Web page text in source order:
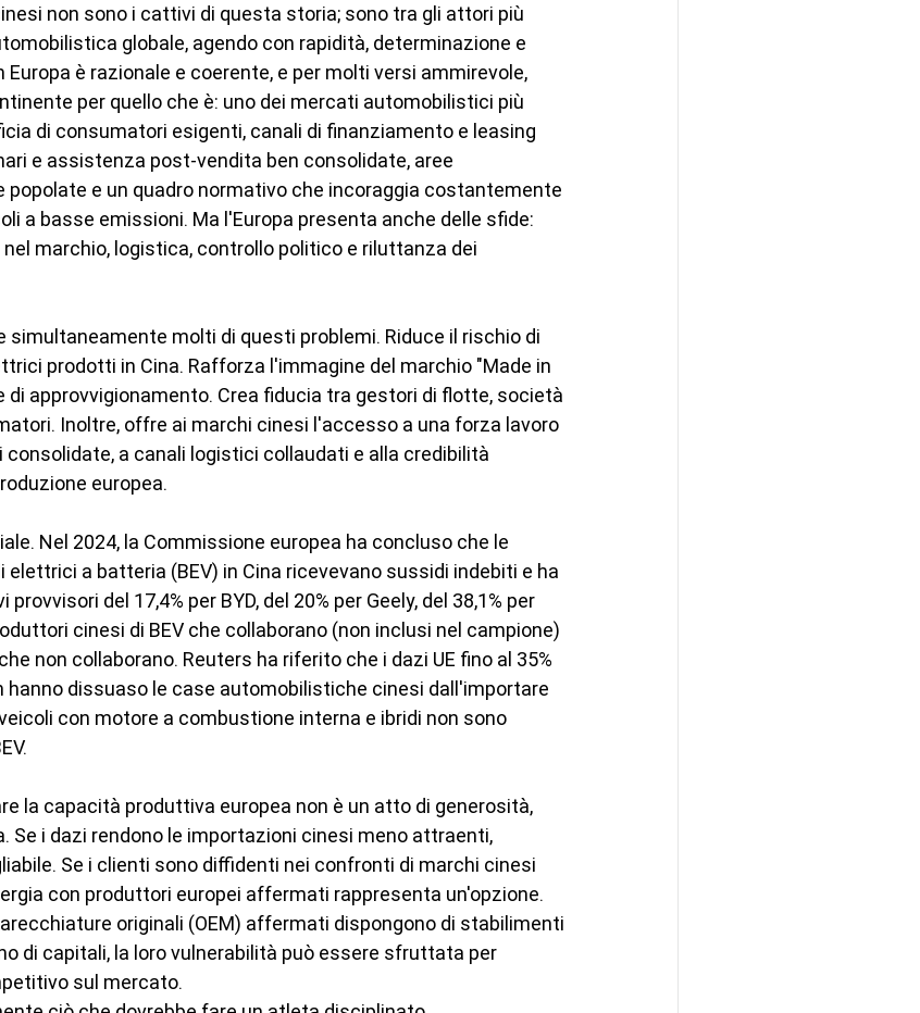
non sono i cattivi di questa storia; sono tra gli attori più
globale, agendo con rapidità, determinazione e
è razionale e coerente, e per molti versi ammirevole,
per quello che è: uno dei mercati automobilistici più
di consumatori esigenti, canali di finanziamento e leasing
e assistenza post-vendita ben consolidate, aree
e un quadro normativo che incoraggia costantemente
a basse emissioni. Ma l'Europa presenta anche delle sfide:
marchio, logistica, controllo politico e riluttanza dei
simultaneamente molti di questi problemi. Riduce il rischio di
prodotti in Cina. Rafforza l'immagine del marchio "Made in
di approvvigionamento. Crea fiducia tra gestori di flotte, società
Inoltre, offre ai marchi cinesi l'accesso a una forza lavoro
a canali logistici collaudati e alla credibilità
europea.
Nel 2024, la Commissione europea ha concluso che le
elettrici a batteria (BEV) in Cina ricevevano sussidi indebiti e ha
del 17,4% per BYD, del 20% per Geely, del 38,1% per
cinesi di BEV che collaborano (non inclusi nel campione)
non collaborano. Reuters ha riferito che i dazi UE fino al 35%
hanno dissuaso le case automobilistiche cinesi dall'importare
con motore a combustione interna e ibridi non sono
la capacità produttiva europea non è un atto di generosità,
Se i dazi rendono le importazioni cinesi meno attraenti,
Se i clienti sono diffidenti nei confronti di marchi cinesi
con produttori europei affermati rappresenta un'opzione.
originali (OEM) affermati dispongono di stabilimenti
di capitali, la loro vulnerabilità può essere sfruttata per
sul mercato.